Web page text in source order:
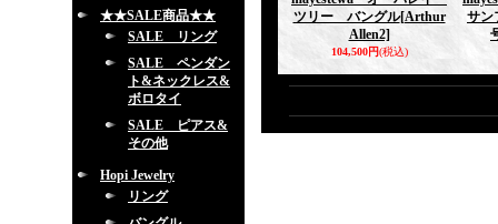
★★SALE商品★★
SALE リング
SALE ペンダン
ト&ネックレス&
ボロタイ
SALE ピアス&
その他
Hopi Jewelry
リング
ツリー バングル[Arthur
Allen2]
104,500円(税込)
サン